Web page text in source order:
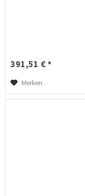
391,51 € *
Merken